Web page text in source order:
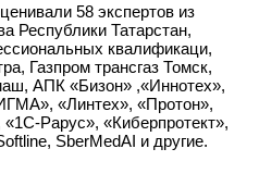
58 экспертов из
Республики Татарстан,
квалификаци,
Газпром трансгаз Томск,
АПК «Бизон» ,«Иннотех»,
«Линтех», «Протон»,
Рарус», «Киберпротект»,
SberMedAI и другие.